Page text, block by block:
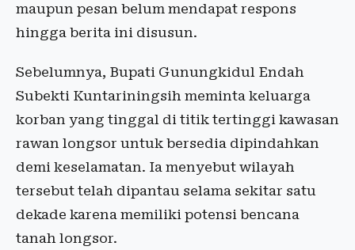
maupun pesan belum mendapat respons
hingga berita ini disusun.
Sebelumnya, Bupati Gunungkidul Endah
Subekti Kuntariningsih meminta keluarga
korban yang tinggal di titik tertinggi kawasan
rawan longsor untuk bersedia dipindahkan
demi keselamatan. Ia menyebut wilayah
tersebut telah dipantau selama sekitar satu
dekade karena memiliki potensi bencana
tanah longsor.